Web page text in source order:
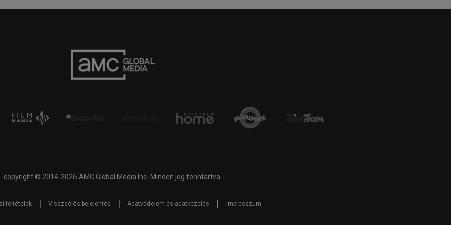
copyright © 2014-2026 AMC Global Media Inc. Minden jog fenntartva.
feltételek | Visszaélés-bejelentés | Adatvédelem és adatkezelés | Impresszum